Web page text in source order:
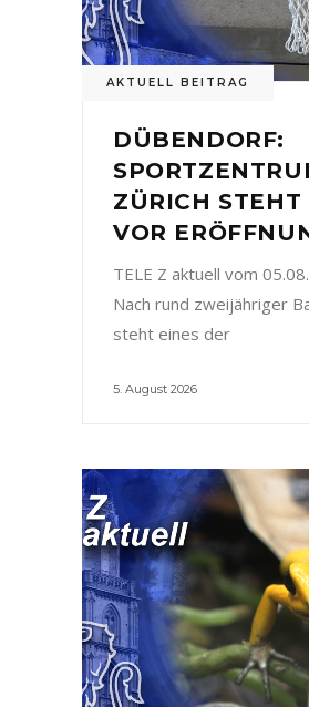
AKTUELL BEITRAG
DÜBENDORF:
ZÜRICH STEHT
VOR
TELE Z aktuell vom
Nach rund zweijähriger
steht eines der
5. August 2026